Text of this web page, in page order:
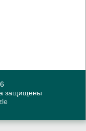
защищены